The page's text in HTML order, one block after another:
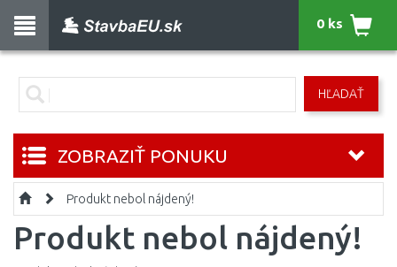
HĽADAŤ
0 ks
ZOBRAZIŤ PONUKU
Produkt nebol nájdený!
Produkt nebol nájdený!